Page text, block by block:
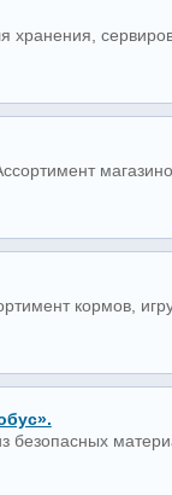
кормов,
безопасных